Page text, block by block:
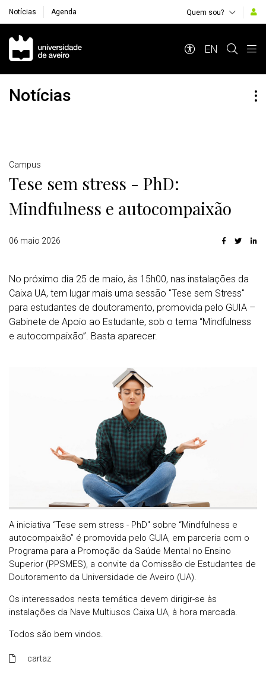
Notícias Agenda Quem sou?
Navegação Principal
EN
Notícias
Detalhes
Campus
Tese sem stress - PhD:
Mindfulness e autocompaixão
06 maio 2026
No próximo dia 25 de maio, às 15h00, nas instalações da
Caixa UA, tem lugar mais uma sessão "Tese sem Stress"
para estudantes de doutoramento, promovida pelo GUIA –
Gabinete de Apoio ao Estudante, sob o tema “Mindfulness
e autocompaixão”. Basta aparecer.
A iniciativa “Tese sem stress - PhD" sobre “Mindfulness e
autocompaixão” é promovida pelo GUIA, em parceria com o
Programa para a Promoção da Saúde Mental no Ensino
Superior (PPSMES), a convite da Comissão de Estudantes de
Doutoramento da Universidade de Aveiro (UA).
Os interessados nesta temática devem dirigir-se às
instalações da Nave Multiusos Caixa UA, à hora marcada.
Todos são bem vindos.
cartaz